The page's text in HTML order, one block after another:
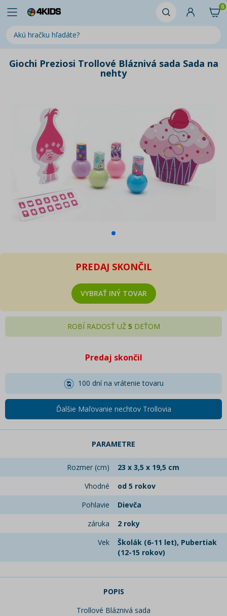
0
Giochi Preziosi Trollové Bláznivá sada Sada na
nehty
PREDAJ SKONČIL
VYBRAŤ INÝ TOVAR
ROBÍ RADOSŤ UŽ 5 DEŤOM
Predaj skončil
100 dní na vrátenie tovaru
Ďalšie Maľovanie nechtov Trollovia
PARAMETRE
Rozmer (cm)
23 x 3,5 x 19,5 cm
Vhodné
od 5 rokov
Pohlavie
Dievča
záruka
2 roky
Vek
Školák (6-11 let), Pubertiak
(12-15 rokov)
POPIS
Trollové Bláznivá sada